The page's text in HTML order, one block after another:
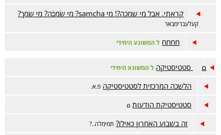
קראתי. אבל מי שמכה?! מי samcha? מי שׂמכֿה? מי שמך?
קעלעברימבאר
חחחח ל המשוגע היחידי
ꭥ סטטיסטיקה ל המשוגע היחידי
הלשכה המרכזית לסטטיסטיקה פ.א.
סטטיסטיקת הודעות ꭥ
זה בשבוע האחרון כאילו? תמימלה..?